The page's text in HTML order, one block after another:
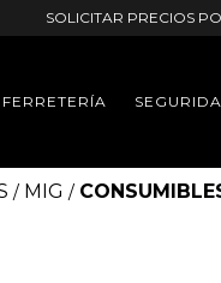
SOLICITAR PRECIOS
FERRETERÍA
/ MIG /